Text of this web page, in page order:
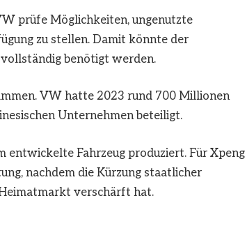
prüfe Möglichkeiten, ungenutzte
zu stellen. Damit könnte der
benötigt werden.
VW hatte 2023 rund 700 Millionen
Unternehmen beteiligt.
entwickelte Fahrzeug produziert. Für Xpeng
nachdem die Kürzung staatlicher
verschärft hat.